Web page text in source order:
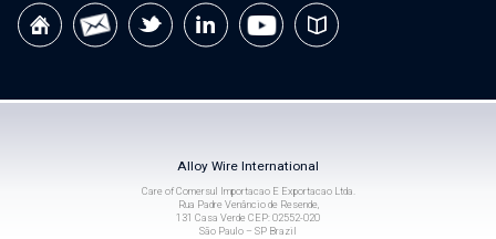
Alloy Wire International
Care of Comersul Importacao E Exportacao Ltda.
Rua Padre Venâncio de Resende,
131 Casa Verde CEP: 02552-020
São Paulo – SP Brazil